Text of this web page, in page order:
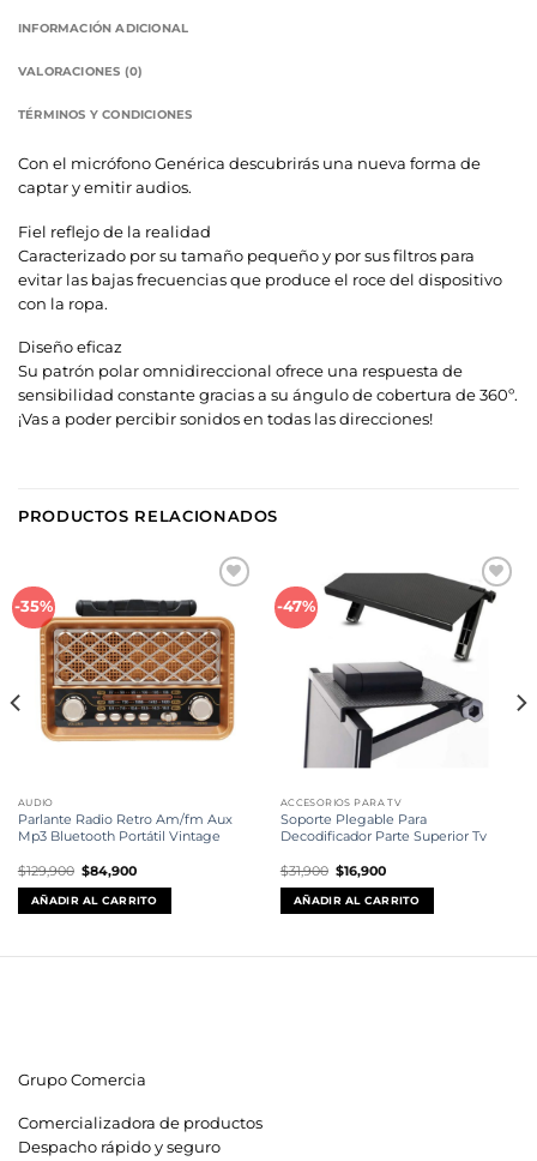
INFORMACIÓN ADICIONAL
VALORACIONES (0)
TÉRMINOS Y CONDICIONES
Con el micrófono Genérica descubrirás una nueva forma de
captar y emitir audios.
Fiel reflejo de la realidad
Caracterizado por su tamaño pequeño y por sus filtros para
evitar las bajas frecuencias que produce el roce del dispositivo
con la ropa.
Diseño eficaz
Su patrón polar omnidireccional ofrece una respuesta de
sensibilidad constante gracias a su ángulo de cobertura de 360º.
¡Vas a poder percibir sonidos en todas las direcciones!
PRODUCTOS RELACIONADOS
-35%
lista de
deseos
AUDIO
Parlante Radio Retro Am/fm Aux
Mp3 Bluetooth Portátil Vintage
$129,900 El
precio
original
era:
$129,900.
$84,900El
actual
es:
$84,900.
AÑADIR AL CARRITO
-47%
Añadir
a la
lista de
deseos
ACCESORIOS PARA TV
Soporte Plegable Para
Decodificador Parte Superior Tv
$31,900 El
precio
original
era:
$31,900.
$16,900El
actual
es:
$16,900.
AÑADIR AL CARRITO
Grupo Comercia
Comercializadora de productos
Despacho rápido y seguro